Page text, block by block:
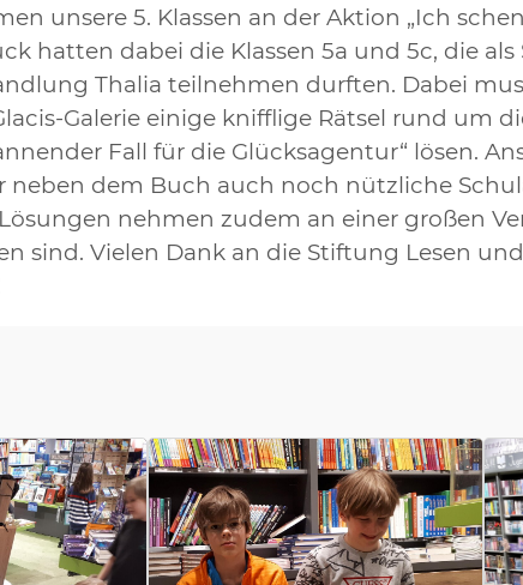
unsere 5. Klassen an der Aktion „Ich
hatten dabei die Klassen 5a und 5c, die
Thalia teilnehmen durften. Dabei
Galerie einige knifflige Rätsel rund um
Fall für die Glücksagentur“ lösen.
neben dem Buch auch noch nützliche
nehmen zudem an einer großen
sind. Vielen Dank an die Stiftung Lesen